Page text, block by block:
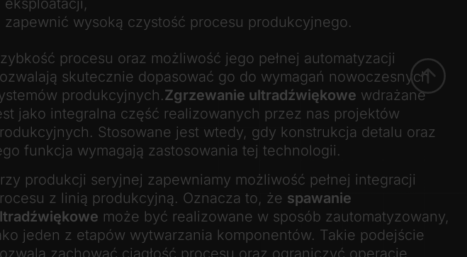
eksploatacji,
zapewnić wysoką czystość procesu produkcyjnego.
procesu oraz możliwość jego pełnej automatyzacji
skutecznie dopasować go do wymagań nowoczesnych
produkcyjnych.Zgrzewanie ultradźwiękowe wdrażane
jako integralna część realizowanych przez nas projektów
Stosowane jest wtedy, gdy konstrukcja detalu oraz
funkcja wymagają zastosowania tej technologii.
produkcji seryjnej zapewniamy możliwość pełnej integracji
z linią produkcyjną. Oznacza to, że spawanie
może być realizowane w sposób zautomatyzowany,
jeden z etapów wytwarzania komponentów. Takie podejście
zachować ciągłość procesu oraz ograniczyć operacje